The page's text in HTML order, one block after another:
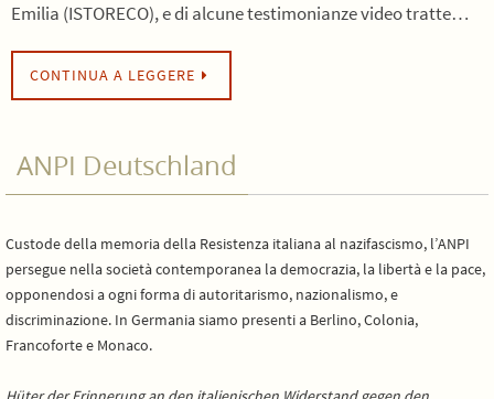
Emilia (ISTORECO), e di alcune testimonianze video tratte…
CONTINUA A LEGGERE
ANPI Deutschland
Custode della memoria della Resistenza italiana al nazifascismo, l’ANPI
persegue nella società contemporanea la democrazia, la libertà e la pace,
opponendosi a ogni forma di autoritarismo, nazionalismo, e
discriminazione. In Germania siamo presenti a Berlino, Colonia,
Francoforte e Monaco.